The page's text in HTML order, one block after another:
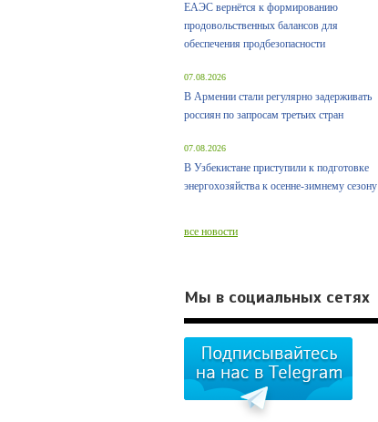
ЕАЭС вернётся к формированию
продовольственных балансов для
обеспечения продбезопасности
07.08.2026
В Армении стали регулярно задерживать
россиян по запросам третьих стран
07.08.2026
В Узбекистане приступили к подготовке
энергохозяйства к осенне-зимнему сезону
все новости
Мы в социальных сетях